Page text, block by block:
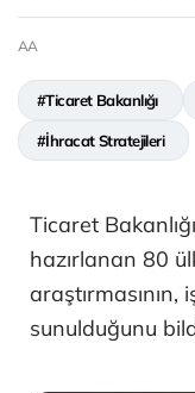
AA
#Ticaret Bakanlığı
#İhracat Stratejileri
Ticaret
hazırlanan 80
araştırmasının,
sunulduğunu